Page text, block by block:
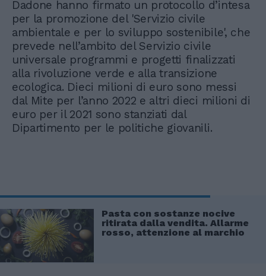
Dadone hanno firmato un protocollo d’intesa
per la promozione del 'Servizio civile
ambientale e per lo sviluppo sostenibile', che
prevede nell’ambito del Servizio civile
universale programmi e progetti finalizzati
alla rivoluzione verde e alla transizione
ecologica. Dieci milioni di euro sono messi
dal Mite per l’anno 2022 e altri dieci milioni di
euro per il 2021 sono stanziati dal
Dipartimento per le politiche giovanili.
Pasta con sostanze nocive
ritirata dalla vendita. Allarme
rosso, attenzione al marchio